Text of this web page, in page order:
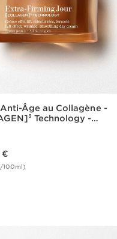
Âge au Collagène -
Technology -
€
100ml)